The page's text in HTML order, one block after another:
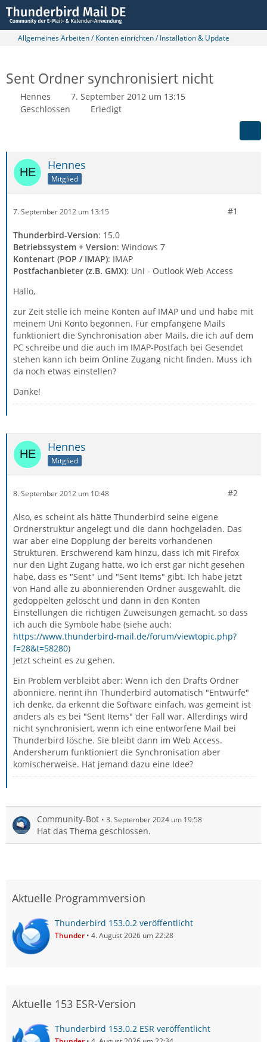
Allgemeines Arbeiten / Konten einrichten / Installation & Update
Sent Ordner synchronisiert nicht
Hennes
7. September 2012 um 13:15
Geschlossen
Erledigt
Hennes
Mitglied
7. September 2012 um 13:15 #1
Thunderbird-Version: 15.0
Betriebssystem + Version: Windows 7
Kontenart (POP / IMAP): IMAP
Postfachanbieter (z.B. GMX): Uni - Outlook Web Access
Hallo,
zur Zeit stelle ich meine Konten auf IMAP und und habe mit
meinem Uni Konto begonnen. Für empfangene Mails
funktioniert die Synchronisation aber Mails, die ich auf dem
PC schreibe und die auch im IMAP-Postfach bei Gesendet
stehen kann ich beim Online Zugang nicht finden. Muss ich
da noch etwas einstellen?
Danke!
Hennes
Mitglied
8. September 2012 um 10:48 #2
Also, es scheint als hätte Thunderbird seine eigene
Ordnerstruktur angelegt und die dann hochgeladen. Das
war aber eine Dopplung der bereits vorhandenen
Strukturen. Erschwerend kam hinzu, dass ich mit Firefox
nur den Light Zugang hatte, wo ich erst gar nicht gesehen
habe, dass es "Sent" und "Sent Items" gibt. Ich habe jetzt
von Hand alle zu abonnierenden Ordner ausgewählt, die
gedoppelten gelöscht und dann in den Konten
Einstellungen die richtigen Zuweisungen gemacht, so dass
ich auch die Symbole habe (siehe auch:
https://www.thunderbird-mail.de/forum/viewtopic.php?
f=28&t=58280)
Jetzt scheint es zu gehen.
Ein Problem verbleibt aber: Wenn ich den Drafts Ordner
abonniere, nennt ihn Thunderbird automatisch "Entwürfe"
ich denke, da erkennt die Software einfach, was gemeint ist
anders als es bei "Sent Items" der Fall war. Allerdings wird
nicht synchronisiert, wenn ich eine entworfene Mail bei
Thunderbird lösche. Sie bleibt dann im Web Access.
Andersherum funktioniert die Synchronisation aber
komischerweise. Hat jemand dazu eine Idee?
Community-Bot 3. September 2024 um 19:58
Hat das Thema geschlossen.
Aktuelle Programmversion
Thunderbird 153.0.2 veröffentlicht
Thunder 4. August 2026 um 22:28
Aktuelle 153 ESR-Version
Thunderbird 153.0.2 ESR veröffentlicht